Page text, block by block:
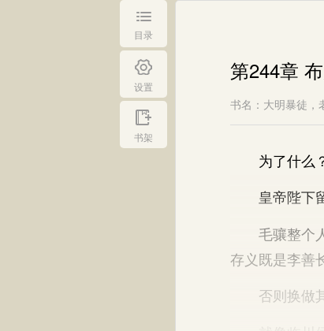
目录
设置
书架
第244章
书名：大明暴徒
为了什么
皇帝陛下留
毛骧整个人
存义既是李善
否则换做其